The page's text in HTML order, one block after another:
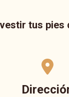
tus